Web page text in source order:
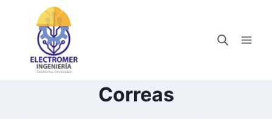
contenido
Correas